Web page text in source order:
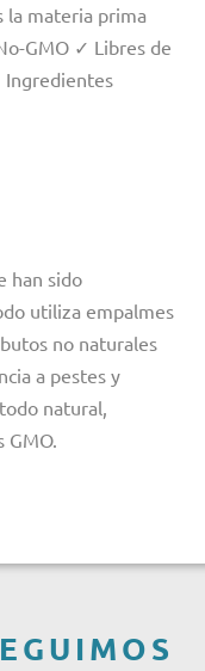
la materia prima
GMO ✓ Libres de
Ingredientes
han sido
utiliza empalmes
no naturales
a pestes y
natural,